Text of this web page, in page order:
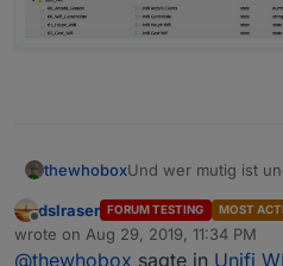
thewhoboxUnd wer mutig ist
Ist nun noch kleiner.
Datenpunkte
Es gibt nur noch ein
Spoiler
Offline
dslraser FORUM TESTING MOST
wrote on Aug 29, 2019, 11:34 PM
last edited by
@thewhobox sagte in Unifi